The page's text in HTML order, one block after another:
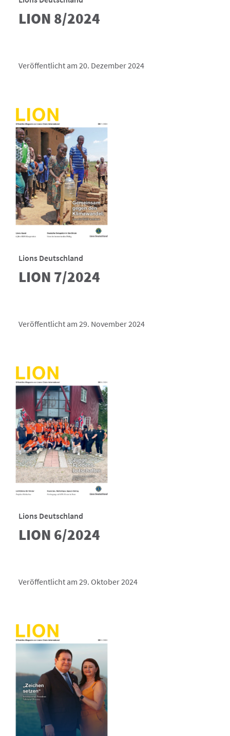
LION 8/2024
Veröffentlicht am 20. Dezember 2024
Lions Deutschland
LION 7/2024
Veröffentlicht am 29. November 2024
Lions Deutschland
LION 6/2024
Veröffentlicht am 29. Oktober 2024